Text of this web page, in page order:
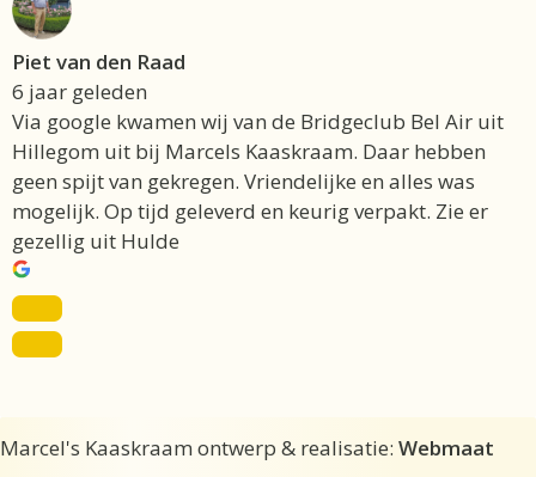
Piet van den Raad
6 jaar geleden
Via google kwamen wij van de Bridgeclub Bel Air uit
Hillegom uit bij Marcels Kaaskraam. Daar hebben
geen spijt van gekregen. Vriendelijke en alles was
mogelijk. Op tijd geleverd en keurig verpakt. Zie er
gezellig uit Hulde
Marcel's Kaaskraam ontwerp & realisatie: Webmaat
0 items - €0,00 Afrekenen